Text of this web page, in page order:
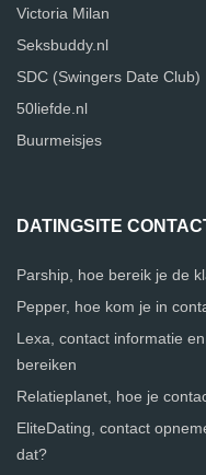
Victoria Milan
Seksbuddy.nl
SDC (Swingers Date Club)
50liefde.nl
Buurmeisjes
DATINGSITE
Parship, hoe bereik je de
Pepper, hoe kom je in
Lexa, contact informatie
bereiken
Relatieplanet, hoe je
EliteDating, contact
dat?